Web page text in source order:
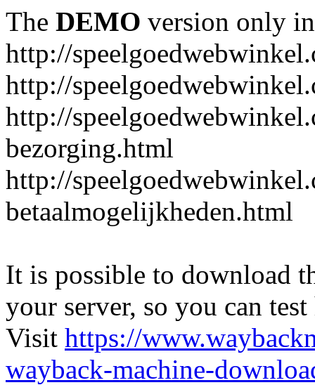
The DEMO version only
http://
http://
http://
bezorging.html
http://
betaalmogelijkheden.html
It is possible to download
your server, so you can
Visit https://
wayback-machine-